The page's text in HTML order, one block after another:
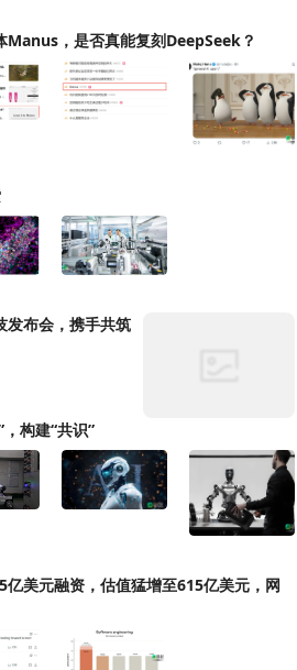
Manus，是否真能复刻DeepSeek？
+15
发布会，携手共筑
构建“共识”
+2
美元融资，估值猛增至615亿美元，网